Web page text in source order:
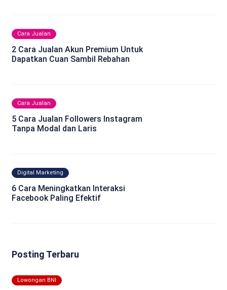
Cara Jualan
2 Cara Jualan Akun Premium Untuk
Dapatkan Cuan Sambil Rebahan
Cara Jualan
5 Cara Jualan Followers Instagram
Tanpa Modal dan Laris
Digital Marketing
6 Cara Meningkatkan Interaksi
Facebook Paling Efektif
Posting Terbaru
Lowongan BNI